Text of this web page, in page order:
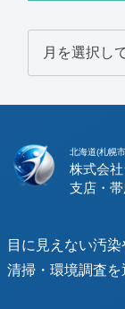
北海道(札幌
株式会
目に見えない汚
清掃・環境調査